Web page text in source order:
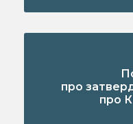
про
про